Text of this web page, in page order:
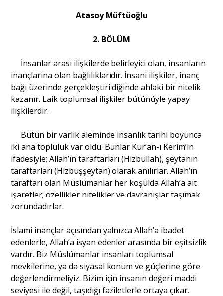
Yazı Dizisi
Portre
Eğitim
Ankara Analiz
Sağlık
Atasoy Müftüoğlu
2. BÖLÜM
İnsanlar arası ilişkilerde belirleyici olan, insanların
inançlarına olan bağlılıklarıdır. İnsani ilişkiler, inanç
bağı üzerinde gerçekleştirildiğinde ahlaki bir nitelik
kazanır. Laik toplumsal ilişkiler bütünüyle yapay
ilişkilerdir.
Bütün bir varlık aleminde insanlık tarihi boyunca
iki ana topluluk var oldu. Bunlar Kur’an-ı Kerim’in
ifadesiyle; Allah’ın taraftarları (Hizbullah), şeytanın
taraftarları (Hizbuşşeytan) olarak anılırlar. Allah’ın
taraftarı olan Müslümanlar her koşulda Allah’a ait
işaretler; özellikler nitelikler ve davranışlar taşımak
zorundadırlar.
İslami inançlar açısından yalnızca Allah’a ibadet
edenlerle, Allah’a isyan edenler arasında bir eşitsizlik
vardır. Biz Müslümanlar insanları toplumsal
mevkilerine, ya da siyasal konum ve güçlerine göre
değerlendirmeliyiz. Bizim için insanın değeri maddi
seviyesi ile değil, taşıdığı faziletlerle ortaya çıkar.